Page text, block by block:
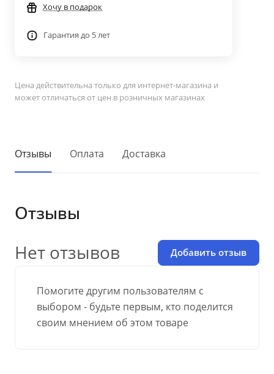
Хочу в подарок
Гарантия до 5 лет
Цена действительна только для интернет-магазина и
может отличаться от цен в розничных магазинах
Отзывы Оплата Доставка
Отзывы
Помогите другим пользователям с
выбором - будьте первым, кто поделится
своим мнением об этом товаре
Нет отзывов Добавить отзыв